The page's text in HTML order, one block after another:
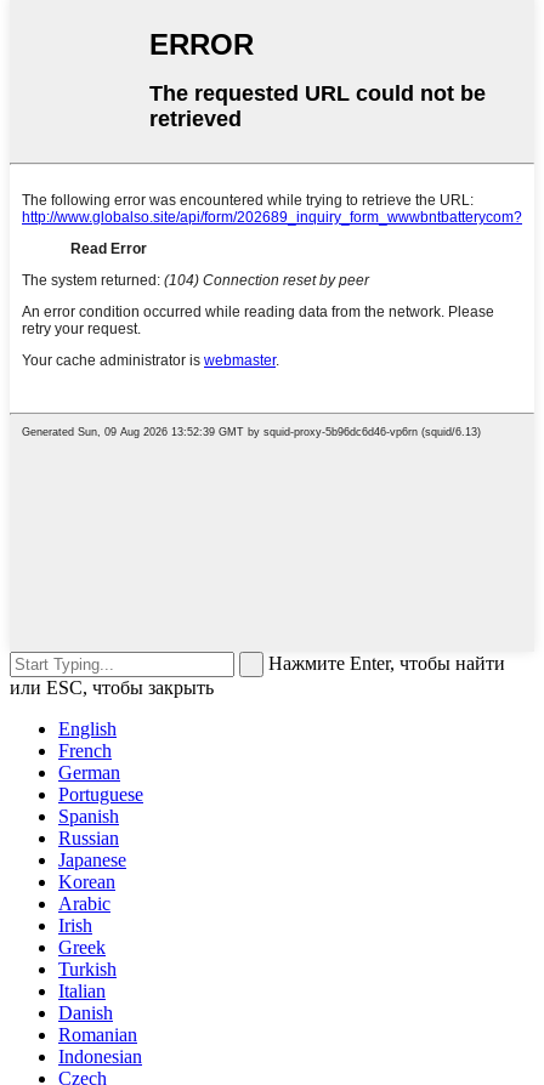
Нажмите Enter, чтобы найти
или ESC, чтобы закрыть
English
French
German
Portuguese
Spanish
Russian
Japanese
Korean
Arabic
Irish
Greek
Turkish
Italian
Danish
Romanian
Indonesian
Czech